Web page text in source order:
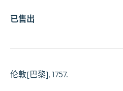
已售出
伦敦[巴黎], 1757.